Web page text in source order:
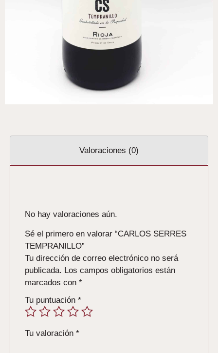
Valoraciones (0)
No hay valoraciones aún.
Sé el primero en valorar “CARLOS SERRES
TEMPRANILLO”
Tu dirección de correo electrónico no será
publicada. Los campos obligatorios están
marcados con *
Tu puntuación *
Tu valoración *